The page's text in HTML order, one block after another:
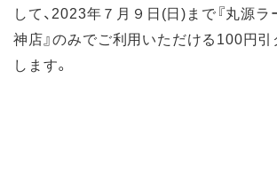
して、2023年７月９日(日)まで『丸源
神店』のみでご利⽤いただける100円
します。